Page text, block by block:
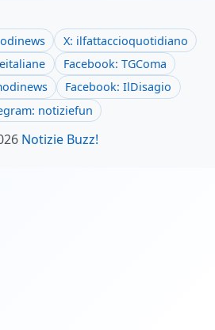
X: ilfattaccioquotidiano
Facebook: TGComa
Facebook: IlDisagio
notiziefun
Notizie Buzz!